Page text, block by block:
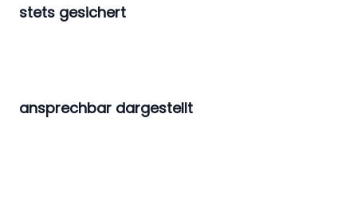
stets gesichert
ansprechbar dargestellt